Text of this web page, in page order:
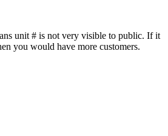
unit # is not very visible to public. If it
you would have more customers.